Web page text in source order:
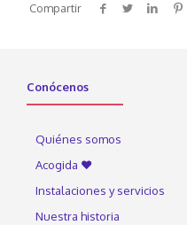
Compartir
Conócenos
Quiénes somos
Acogida ♥
Instalaciones y servicios
Nuestra historia